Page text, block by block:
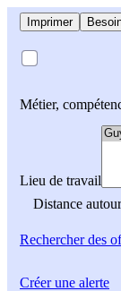
Imprimer
Métier,
Lieu de travail
Distance
Rechercherdes
Créer une alerte